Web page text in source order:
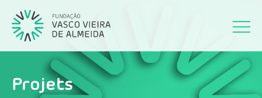
Projets